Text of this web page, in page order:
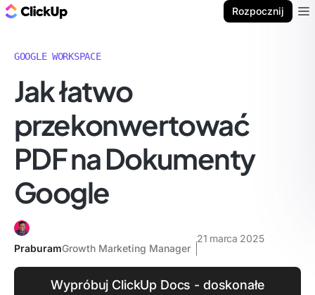
Rozpocznij
GOOGLE WORKSPACE
Jak łatwo
przekonwertować
PDF na Dokumenty
Google
PraburamGrowth Marketing Manager
21 marca 2025
Wypróbuj ClickUp Docs - doskonałe